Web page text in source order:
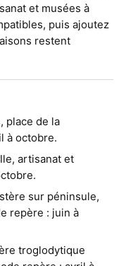
et musées à
puis ajoutez
restent
place de la
à octobre.
artisanat et
sur péninsule,
repère : juin à
troglodytique